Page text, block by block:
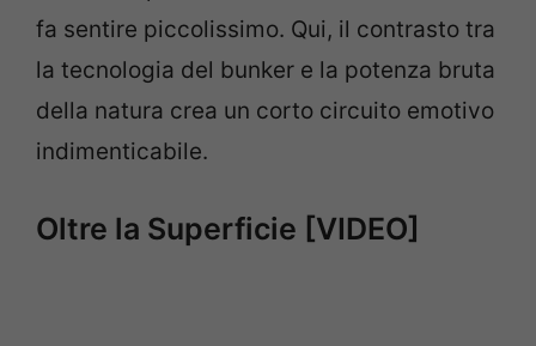
fa sentire piccolissimo. Qui, il contrasto tra
la tecnologia del bunker e la potenza bruta
della natura crea un corto circuito emotivo
indimenticabile.
Oltre la Superficie [VIDEO]